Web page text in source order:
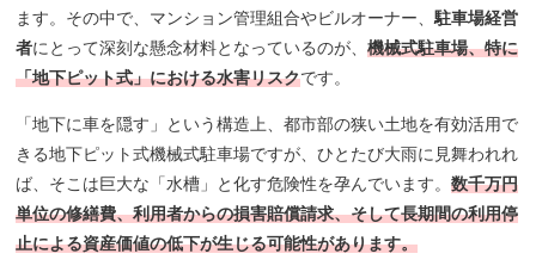
ます。その中で、マンション管理組合やビルオーナー、駐車場経営
者にとって深刻な懸念材料となっているのが、機械式駐車場、特に
「地下ピット式」における水害リスクです。
「地下に車を隠す」という構造上、都市部の狭い土地を有効活用で
きる地下ピット式機械式駐車場ですが、ひとたび大雨に見舞われれ
ば、そこは巨大な「水槽」と化す危険性を孕んでいます。数千万円
単位の修繕費、利用者からの損害賠償請求、そして長期間の利用停
止による資産価値の低下が生じる可能性があります。